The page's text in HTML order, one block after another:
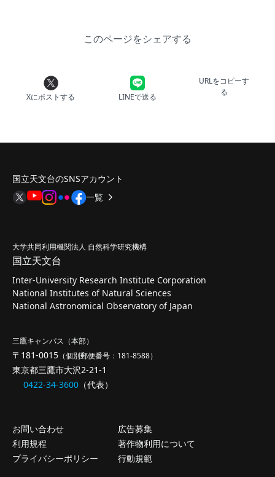
このページをシェアする
Xにポストする LINEで送る
URLをコピーす
る
国立天文台のSNSアカウント
一覧
大学共同利用機関法人 自然科学研究機構
国立天文台
Inter-University Research Institute Corporation
National Institutes of Natural Sciences
National Astronomical Observatory of Japan
三鷹キャンパス（本部）
〒181-0015 （個別郵便番号：181-8588）
東京都三鷹市大沢2-21-1
0422-34-3600 （代表）
お問い合わせ
広告募集
利用規程
著作物利用について
プライバシーポリシー
行動規範